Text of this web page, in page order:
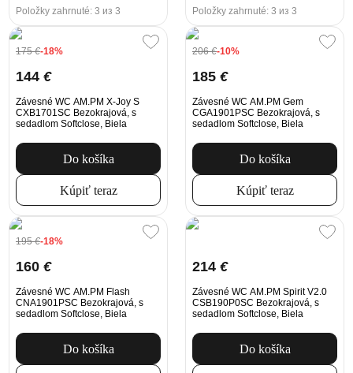
Položky zahrnuté: 3 из 3 Položky zahrnuté: 3 из 3
175€-18%
144 €
Závesné WC AM.PM X-Joy S
CXB1701SC Bezokrajová, s
sedadlom Softclose, Biela
Do košíka
Kúpiť teraz
206€-10%
185 €
Závesné WC AM.PM Gem
CGA1901PSC Bezokrajová, s
sedadlom Softclose, Biela
Do košíka
Kúpiť teraz
195€-18%
160 €
Závesné WC AM.PM Flash
CNA1901PSC Bezokrajová, s
sedadlom Softclose, Biela
Do košíka
214 €
Závesné WC AM.PM Spirit V2.0
CSB190P0SC Bezokrajová, s
sedadlom Softclose, Biela
Do košíka